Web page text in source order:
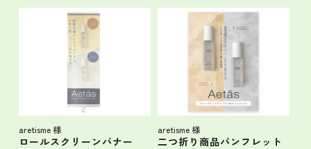
aretisme 様
ロールスクリーンバナー
aretisme 様
二つ折り商品パンフレット